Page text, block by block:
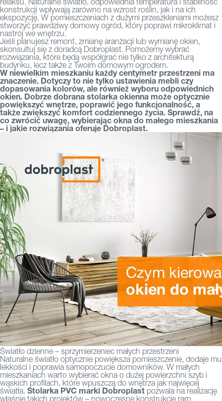
konstrukcji wpływają zarówno na wzrost roślin, jak i na ich
ekspozycję. W pomieszczeniach z dużymi przeszkleniami możesz
stworzyć prawdziwy domowy ogród, który poprawi mikroklimat i
nastrój we wnętrzu.
Jeśli planujesz remont, zmianę aranżacji lub wymianę okien,
skonsultuj się z doradcą Dobroplast. Pomożemy wybrać
rozwiązania, które będą współgrać nie tylko z architekturą
budynku, lecz także z Twoim domowym ogrodem.
W niewielkim mieszkaniu każdy centymetr przestrzeni ma
znaczenie. Dotyczy to nie tylko ustawienia mebli czy
dopasowania kolorów, ale również wyboru odpowiednich
okien. Dobrze dobrana stolarka okienna może optycznie
powiększyć wnętrze, poprawić jego funkcjonalność, a
także zwiększyć komfort codziennego życia. Sprawdź, na
co zwrócić uwagę, wybierając okna do małego mieszkania
– i jakie rozwiązania oferuje Dobroplast.
Światło dzienne – sprzymierzeniec małych przestrzeni
Naturalne światło optycznie powiększa pomieszczenie, dodaje mu
lekkości i poprawia samopoczucie domowników. W małych
mieszkaniach warto wybierać okna o dużej powierzchni szyb i
wąskich profilach, które wpuszczą do wnętrza jak najwięcej
światła. Stolarka PVC marki Dobroplast pozwala na realizację
właśnie takich projektów – nowoczesne konstrukcje ram